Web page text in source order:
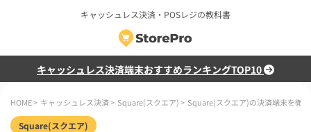
キャッシュレス決済・POSレジの教科書
キャッシュレス決済端末おすすめランキングTOP10
HOME> キャッシュレス決済> Square(スクエア)> Square(スクエア)の決済端末を徹
Square(スクエア)